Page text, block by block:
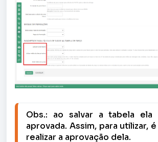
Obs.: ao salvar a tabela ela
aprovada. Assim, para utilizar,
realizar a aprovação dela.